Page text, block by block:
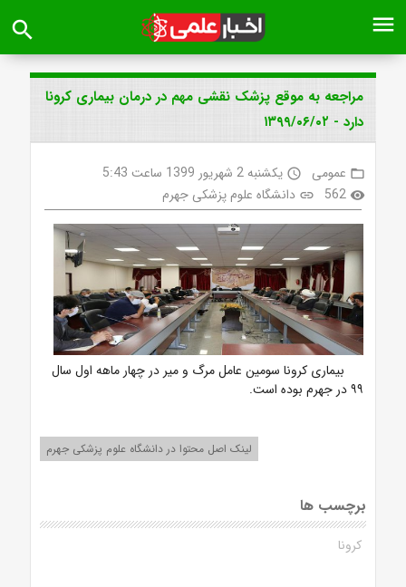
menu
search
مراجعه به موقع پزشک نقشی مهم در درمان بیماری کرونا
دارد - ۱۳۹۹/۰۶/۰۲
folder_open عمومی access_time یکشنبه 2 شهریور 1399 ساعت 5:43
visibility
562
link دانشگاه علوم پزشکی جهرم
بیماری کرونا سومین عامل مرگ و میر در چهار ماهه اول سال
۹۹ در جهرم بوده است.
لینک اصل محتوا در دانشگاه علوم پزشکی جهرم
برچسب ها
کرونا